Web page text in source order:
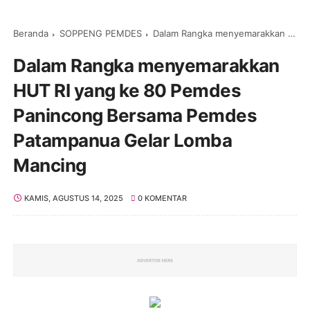
Beranda SOPPENG PEMDES Dalam Rangka menyemarakkan HUT RI yang ke 80 Pemdes Panincong Bersama Pemdes Patampanua Gelar Lomba Mancing
Dalam Rangka menyemarakkan
HUT RI yang ke 80 Pemdes
Panincong Bersama Pemdes
Patampanua Gelar Lomba
Mancing
KAMIS, AGUSTUS 14, 2025 0 KOMENTAR